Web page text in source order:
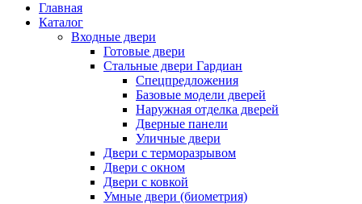
Главная
Каталог
Входные двери
Готовые двери
Стальные двери Гардиан
Спецпредложения
Базовые модели дверей
Наружная отделка дверей
Дверные панели
Уличные двери
Двери с терморазрывом
Двери с окном
Двери с ковкой
Умные двери (биометрия)